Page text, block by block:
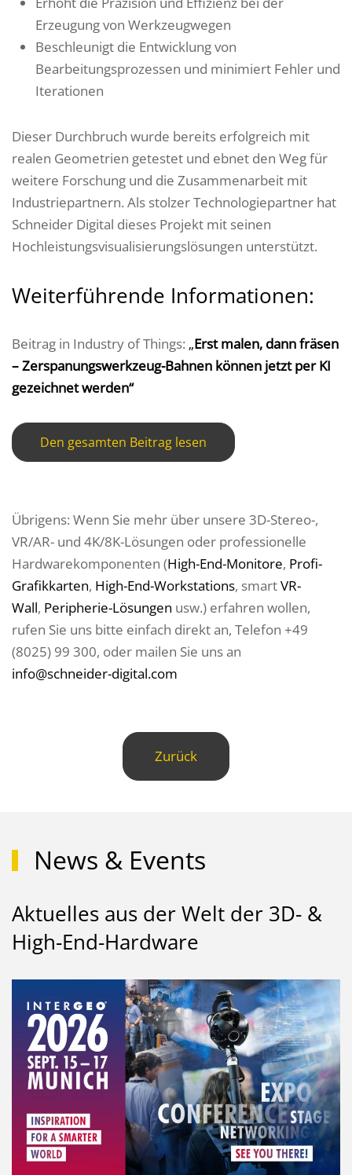
Erzeugung von Werkzeugwegen
Beschleunigt die Entwicklung von
Bearbeitungsprozessen und minimiert Fehler und
Iterationen
Dieser Durchbruch wurde bereits erfolgreich mit
realen Geometrien getestet und ebnet den Weg für
weitere Forschung und die Zusammenarbeit mit
Industriepartnern. Als stolzer Technologiepartner hat
Schneider Digital dieses Projekt mit seinen
Hochleistungsvisualisierungslösungen unterstützt.
Weiterführende Informationen:
Beitrag in Industry of Things: „Erst malen, dann fräsen
– Zerspanungswerkzeug-Bahnen können jetzt per KI
gezeichnet werden“
Den gesamten Beitrag lesen
Übrigens: Wenn Sie mehr über unsere 3D-Stereo-,
VR/AR- und 4K/8K-Lösungen oder professionelle
Hardwarekomponenten (High-End-Monitore, Profi-
Grafikkarten, High-End-Workstations, smartVR-
Wall, Peripherie-Lösungen usw.) erfahren wollen,
rufen Sie uns bitte einfach direkt an, Telefon +49
(8025) 99 300, oder mailen Sie uns an
info@schneider-digital.com
Zurück
News & Events
Aktuelles aus der Welt der 3D- &
High-End-Hardware